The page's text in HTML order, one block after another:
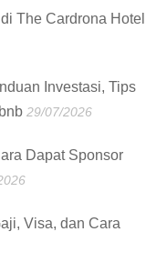
The Cardrona Hotel
Investasi, Tips
29/07/2026
Dapat Sponsor
Visa, dan Cara